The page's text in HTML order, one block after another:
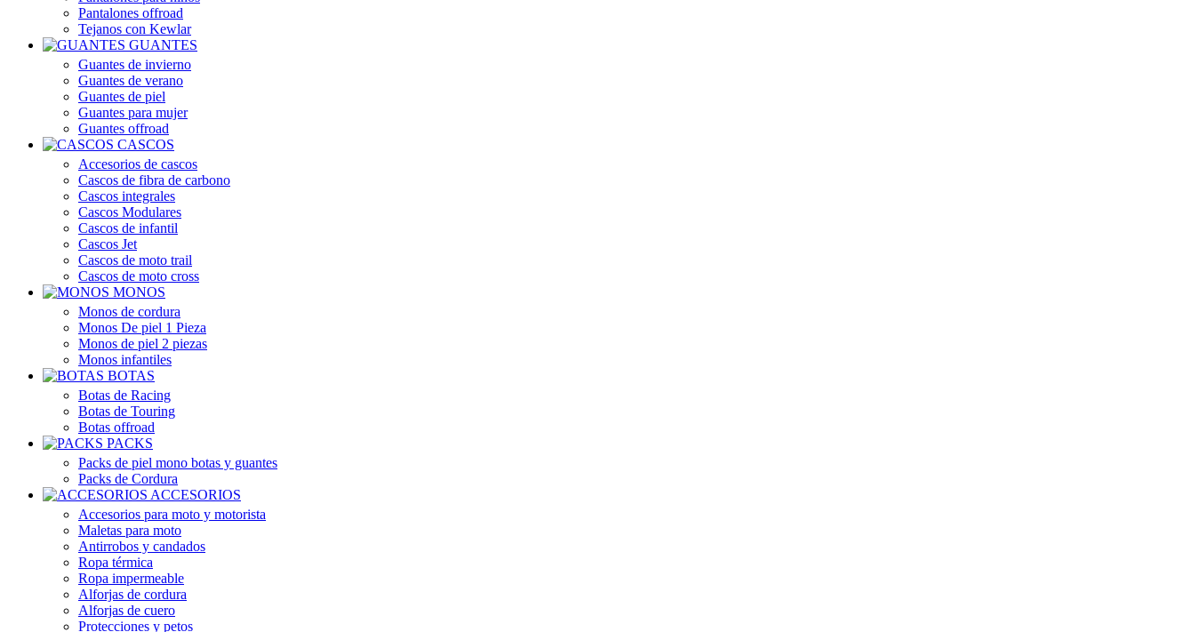
Pantalones offroad
Tejanos con Kewlar
GUANTES
Guantes de invierno
Guantes de verano
Guantes de piel
Guantes para mujer
Guantes offroad
CASCOS
Accesorios de cascos
Cascos de fibra de carbono
Cascos integrales
Cascos Modulares
Cascos de infantil
Cascos Jet
Cascos de moto trail
Cascos de moto cross
MONOS
Monos de cordura
Monos De piel 1 Pieza
Monos de piel 2 piezas
Monos infantiles
BOTAS
Botas de Racing
Botas de Touring
Botas offroad
PACKS
Packs de piel mono botas y guantes
Packs de Cordura
ACCESORIOS
Accesorios para moto y motorista
Maletas para moto
Antirrobos y candados
Ropa térmica
Ropa impermeable
Alforjas de cordura
Alforjas de cuero
Protecciones y petos